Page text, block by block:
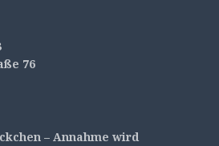
76
– Annahme wird